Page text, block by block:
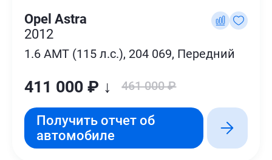
Opel Astra
2012
1.6 AMT (115 л.с.), 204 069, Передний
411 000 ₽ ↓ 461 000 ₽
Получить отчет об
автомобиле